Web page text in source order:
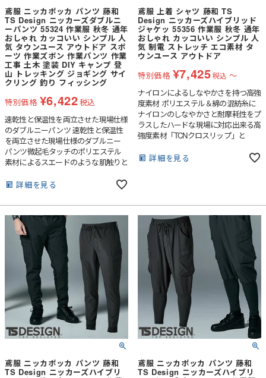
鳶服 ニッカポッカ パンツ 藤和
TS Design ニッカーズダブルニ
ーパンツ 55324 作業服 秋冬 通年
おしゃれ カッコいい シンプル 人
気 タウンユース アウトドア スポ
ーツ 作業ズボン 作業パンツ 作業
工事 土木 塗装 DIY キャンプ 登
山 トレッキング ジョギング サイ
クリング 釣り フィッシング
特別価格 ¥6,422税込
速乾性と保温性を両立させた現場仕様
のダブルニーパンツ 速乾性と保温性
を両立させた現場仕様のダブルニー
パンツ微起毛タッチのポリエステル
素材によるスエードのような肌触りと
ィルムを使用していないため暑くなり
初のダブルニー仕様を採用し、ひざ周
りの負荷を軽減カーペンターパンツ
の仕様を取り入れ、小物ポケットやハ
ンマーループを付けている。ニッカー
ズ特有のふくらはぎリブ仕様を採用
し、ダブルニーパンツでは珍しいシ
ャープなシルエットで足元がバタつか
ない設計となっている。帯電を抑える
縫製糸を使用し、静電気をケアしてい
る。
詳細を見る
鳶服 上着 シャツ 藤和 TS
Design ニッカーズハイブリッド
ジャケッ 55356 作業服 秋冬 通年
おしゃれ カッコいい シンプル 人
気 制電 ストレッチ エコ素材 タ
ウンユース アウトドア
特別価格 ¥7,425税込 〜
ナイロンによるしなやかさを持つ高強
度素材 ポリエステル＆綿の混紡糸に
ナイロンのしなやかさと耐摩耗性をプ
ラスしたハードな現場に対応出来る高
強度素材「TCNクロスリップ」と
したワークジャケット両胸フラップポ
イル部分（ポリエステル50％、ナイロ
ン10％）、リップストップ部分（ポリ
エステル10％、ナイロン10％）
詳細を見る
鳶服 ニッカポッカ パンツ 藤和
TS Design ニッカーズハイブリ
鳶服 ニッカポッカ パンツ 藤和
TS Design ニッカーズハイブリ